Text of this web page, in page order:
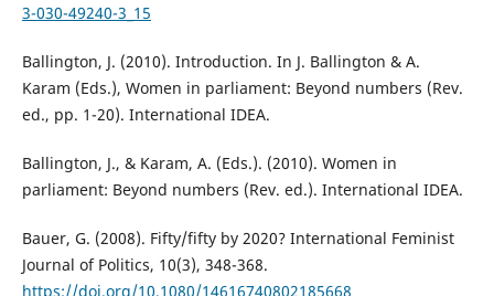
3-030-49240-3_15
Ballington, J. (2010). Introduction. In J. Ballington & A.
Karam (Eds.), Women in parliament: Beyond numbers (Rev.
ed., pp. 1-20). International IDEA.
Ballington, J., & Karam, A. (Eds.). (2010). Women in
parliament: Beyond numbers (Rev. ed.). International IDEA.
Bauer, G. (2008). Fifty/fifty by 2020? International Feminist
Journal of Politics, 10(3), 348-368.
https://doi.org/10.1080/14616740802185668